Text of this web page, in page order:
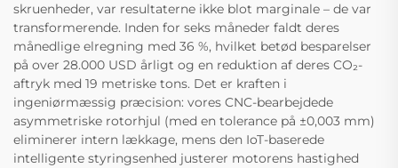
skruenheder, var resultaterne ikke blot marginale – de var
transformerende. Inden for seks måneder faldt deres
månedlige elregning med 36 %, hvilket betød besparelser
på over 28.000 USD årligt og en reduktion af deres CO₂-
aftryk med 19 metriske tons. Det er kraften i
ingeniørmæssig præcision: vores CNC-bearbejdede
asymmetriske rotorhjul (med en tolerance på ±0,003 mm)
eliminerer intern lækkage, mens den IoT-baserede
intelligente styringsenhed justerer motorens hastighed